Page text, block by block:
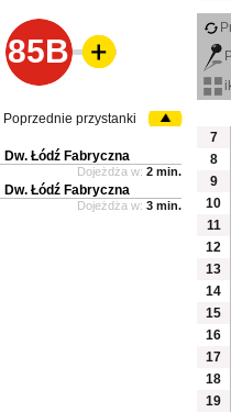
85B
7
8
9
10
11
12
13
14
15
16
17
18
19
Poprzednie przystanki
Dw. Łódź Fabryczna
Dojeżdża w: 2 min.
Dw. Łódź Fabryczna
Dojeżdża w: 3 min.